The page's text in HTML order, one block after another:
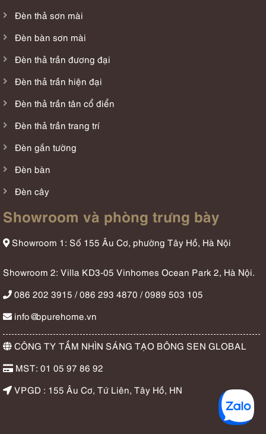
Đèn thả sơn mài
Đèn bàn sơn mài
Đèn thả trần đương đại
Đèn thả trần hiện đại
Đèn thả trần tân cổ điển
Đèn thả trần trang trí
Đèn gắn tường
Đèn bàn
Đèn cây
Showroom và phòng trưng bày
Showroom 1: Số 155 Âu Cơ, phường Tây Hồ, Hà Nội
Showroom 2: Villa KD3-05 Vinhomes Ocean Park 2, Hà Nội.
086 202 3915 / 086 293 4870 / 0989 503 105
info@bpurehome.vn
CÔNG TY TẦM NHÌN SÁNG TẠO BÔNG SEN GLOBAL
MST: 01 05 97 86 92
VPGD : 155 Âu Cơ, Tứ Liên, Tây Hồ, HN